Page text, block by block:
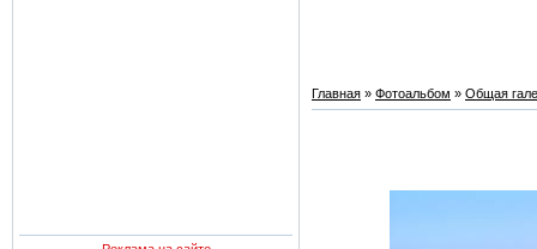
Главная » Фотоальбом » Общая